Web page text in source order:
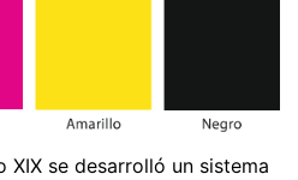
XIX se desarrolló un sistema